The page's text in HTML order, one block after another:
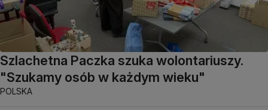
Szlachetna Paczka szuka wolontariuszy.
"Szukamy osób w każdym wieku"
POLSKA